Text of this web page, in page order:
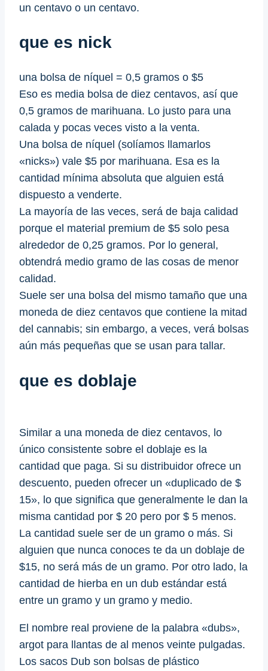
un centavo o un centavo.
que es nick
una bolsa de níquel = 0,5 gramos o $5
Eso es media bolsa de diez centavos, así que
0,5 gramos de marihuana. Lo justo para una
calada y pocas veces visto a la venta.
Una bolsa de níquel (solíamos llamarlos
«nicks») vale $5 por marihuana. Esa es la
cantidad mínima absoluta que alguien está
dispuesto a venderte.
La mayoría de las veces, será de baja calidad
porque el material premium de $5 solo pesa
alrededor de 0,25 gramos. Por lo general,
obtendrá medio gramo de las cosas de menor
calidad.
Suele ser una bolsa del mismo tamaño que una
moneda de diez centavos que contiene la mitad
del cannabis; sin embargo, a veces, verá bolsas
aún más pequeñas que se usan para tallar.
que es doblaje
Similar a una moneda de diez centavos, lo
único consistente sobre el doblaje es la
cantidad que paga. Si su distribuidor ofrece un
descuento, pueden ofrecer un «duplicado de $
15», lo que significa que generalmente le dan la
misma cantidad por $ 20 pero por $ 5 menos.
La cantidad suele ser de un gramo o más. Si
alguien que nunca conoces te da un doblaje de
$15, no será más de un gramo. Por otro lado, la
cantidad de hierba en un dub estándar está
entre un gramo y un gramo y medio.
El nombre real proviene de la palabra «dubs»,
argot para llantas de al menos veinte pulgadas.
Los sacos Dub son bolsas de plástico